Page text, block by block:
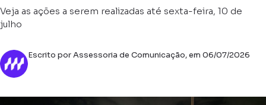
Veja as ações a serem realizadas até sexta-feira, 10 de
julho
Escrito por Assessoria de Comunicação, em 06/07/2026